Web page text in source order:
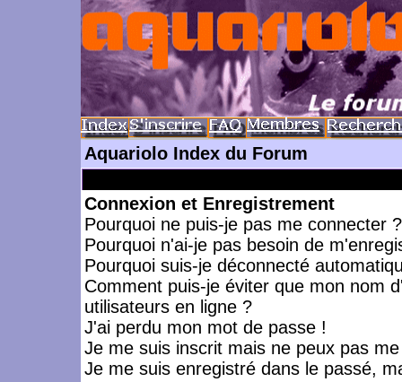
Aquariolo Index du Forum
Connexion et Enregistrement
Pourquoi ne puis-je pas me connecter ?
Pourquoi n'ai-je pas besoin de
Pourquoi suis-je déconnecté
Comment puis-je éviter que mon nom
utilisateurs en ligne ?
J'ai perdu mon mot de passe !
Je me suis inscrit mais ne peux pas
Je me suis enregistré dans le passé,